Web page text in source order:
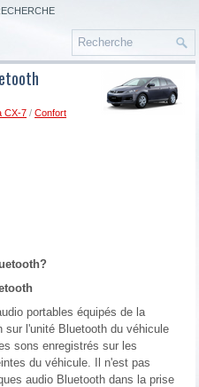
CX-7 /Confort
portables équipés de la
l'unité Bluetooth du véhicule
sons enregistrés sur les
du véhicule. Il n'est pas
audio Bluetooth dans la prise